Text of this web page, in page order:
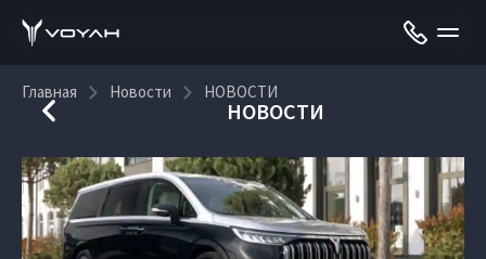
Главная Новости НОВОСТИ
НОВОСТИ